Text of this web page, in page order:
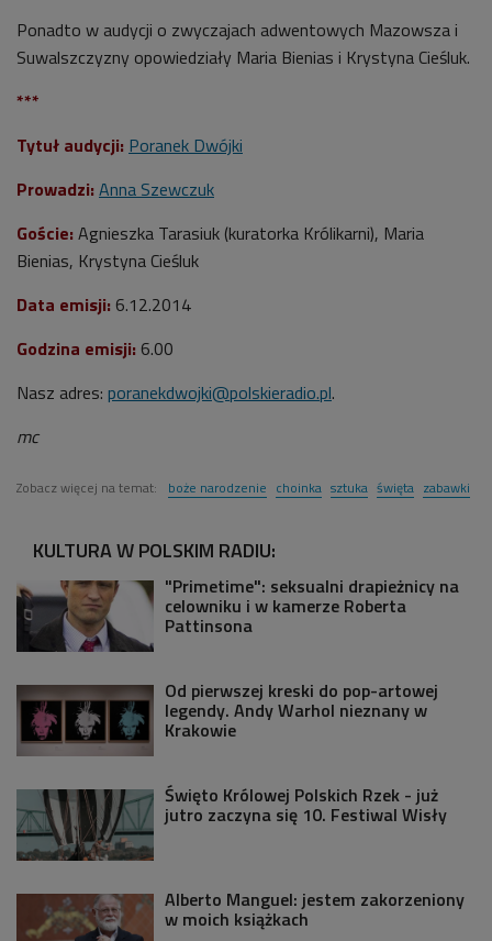
Ponadto w audycji o zwyczajach adwentowych Mazowsza i
Suwalszczyzny opowiedziały Maria Bienias i Krystyna Cieśluk.
***
Tytuł audycji: Poranek Dwójki
Prowadzi: Anna Szewczuk
Goście: Agnieszka Tarasiuk (kuratorka Królikarni), Maria
Bienias, Krystyna Cieśluk
Data emisji: 6.12.2014
Godzina emisji: 6.00
Nasz adres: poranekdwojki@polskieradio.pl.
mc
Zobacz więcej na temat: boże narodzenie choinka sztuka święta zabawki
KULTURA W POLSKIM RADIU:
"Primetime": seksualni drapieżnicy na
celowniku i w kamerze Roberta
Pattinsona
Od pierwszej kreski do pop-artowej
legendy. Andy Warhol nieznany w
Krakowie
Święto Królowej Polskich Rzek - już
jutro zaczyna się 10. Festiwal Wisły
Alberto Manguel: jestem zakorzeniony
w moich książkach